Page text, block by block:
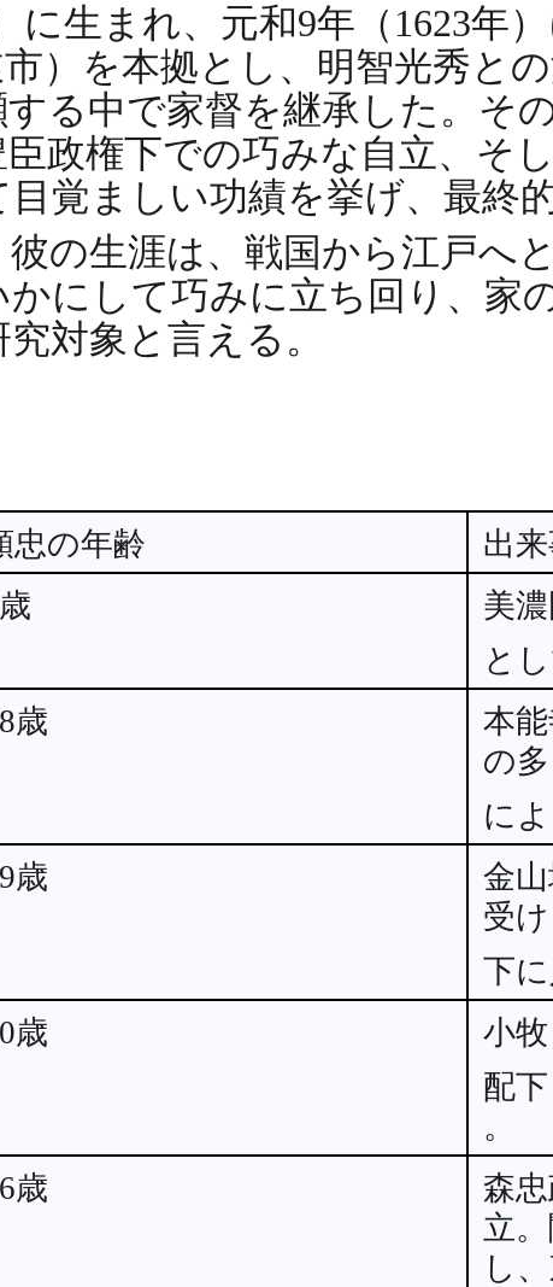
に生まれ、元和9年（1623年
）を本拠とし、明智光秀と
る中で家督を継承した。そ
政権下での巧みな自立、そ
覚ましい功績を挙げ、最終
彼の生涯は、戦国から江戸へ
にして巧みに立ち回り、家
対象と言える。
忠の年齢
出
美
と
歳
本
の
に
歳
金
受
下
歳
小
配
。
歳
森
立
し